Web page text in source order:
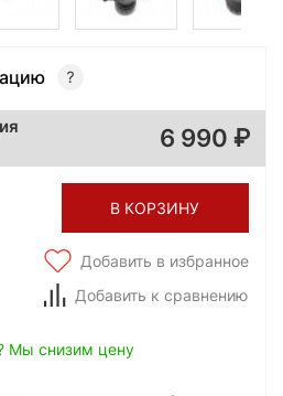
6 990
В КОРЗИНУ
Добавить в избранное
Добавить к сравнению
Мы снизим цену